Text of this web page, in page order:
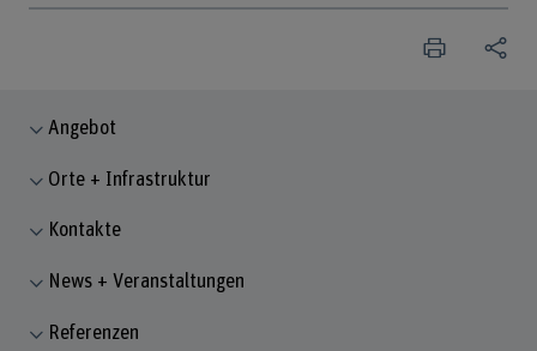
Angebot
Orte + Infrastruktur
Kontakte
News + Veranstaltungen
Referenzen